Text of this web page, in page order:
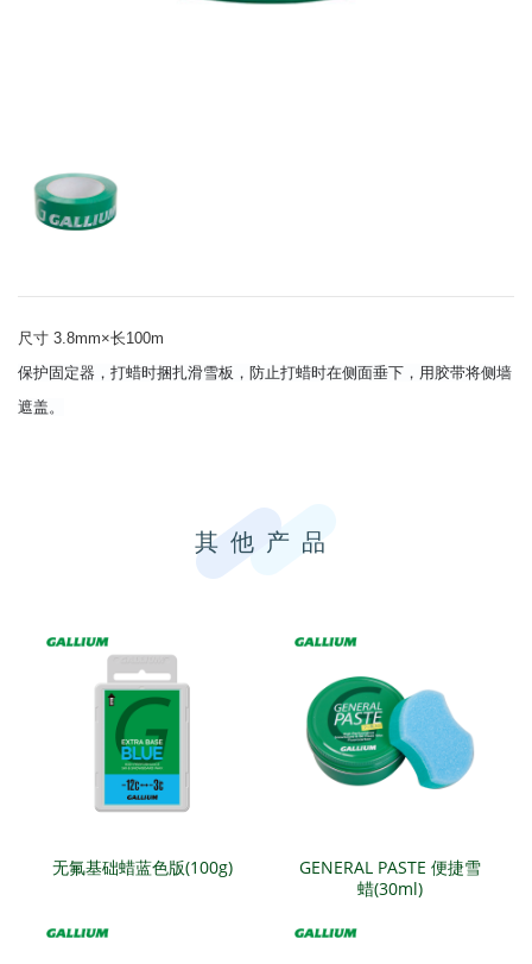
尺寸 3.8mm×长100m
保护固定器，打蜡时捆扎滑雪板，防止打蜡时在侧面垂下，用胶带将侧墙
遮盖。
其他产品
无氟基础蜡蓝色版(100g)
GENERAL PASTE 便捷雪
蜡(30ml)